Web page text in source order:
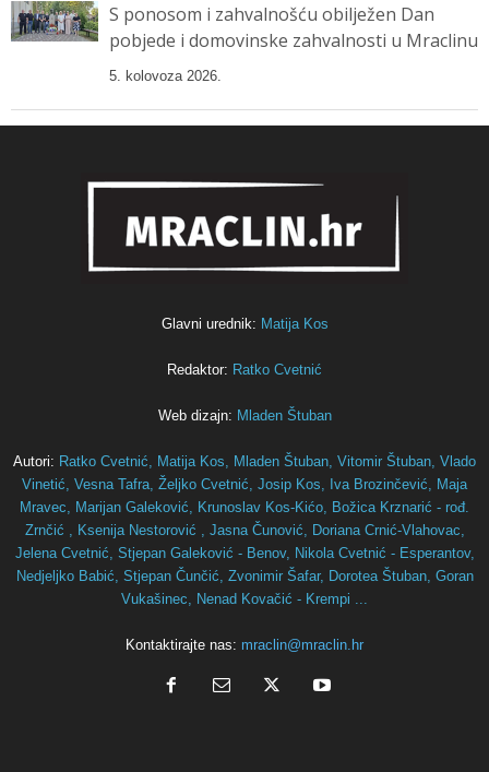
S ponosom i zahvalnošću obilježen Dan
pobjede i domovinske zahvalnosti u Mraclinu
5. kolovoza 2026.
Glavni urednik: Matija Kos
Redaktor: Ratko Cvetnić
Web dizajn: Mladen Štuban
Autori: Ratko Cvetnić, Matija Kos, Mladen Štuban, Vitomir Štuban, Vlado
Vinetić, Vesna Tafra, Željko Cvetnić, Josip Kos, Iva Brozinčević,
Maja
Mravec, Marijan Galeković, Krunoslav Kos-Kićo, Božica Krznarić - rođ.
Zrnčić , Ksenija Nestorović , Jasna Čunović, Doriana Crnić-Vlahovac,
Jelena Cvetnić, Stjepan Galeković - Benov, Nikola Cvetnić - Esperantov,
Nedjeljko Babić, Stjepan Čunčić, Zvonimir Šafar, Dorotea Štuban, Goran
Vukašinec, Nenad Kovačić - Krempi ...
Kontaktirajte nas: mraclin@mraclin.hr